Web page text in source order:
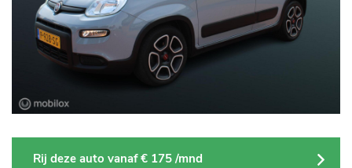
Rij deze auto vanaf € 175 /mnd